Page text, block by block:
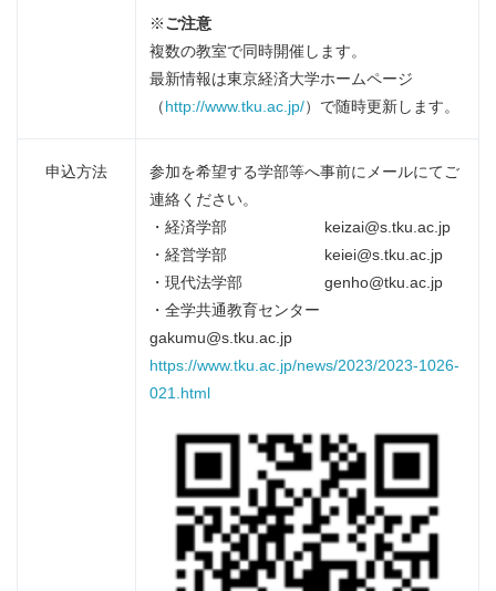
※ご注意
複数の教室で同時開催します。
最新情報は東京経済大学ホームページ
（http://www.tku.ac.jp/）で随時更新します。
申込方法
参加を希望する学部等へ事前にメールにてご
連絡ください。
・経済学部 keizai@s.tku.ac.jp
・経営学部 keiei@s.tku.ac.jp
・現代法学部 genho@tku.ac.jp
・全学共通教育センター
gakumu@s.tku.ac.jp
https://www.tku.ac.jp/news/2023/2023-1026-
021.html